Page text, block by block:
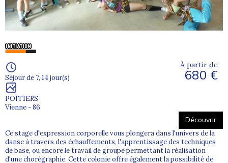
Séjour de 7, 14 jour(s)
POITIERS
Vienne - 86
À partir de
680 €
Découvrir
Ce stage d'expression corporelle vous plongera dans l'univers de la
danse à travers des échauffements, l'apprentissage des techniques
de base, ou encore le travail de groupe permettant la réalisation
d'une chorégraphie. Cette colonie offre également la possibilité de